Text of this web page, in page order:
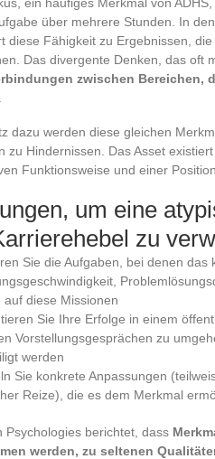
über mehrere Stunden. In
diese Fähigkeit zu Ergebnissen,
Das divergente Denken, das oft
zwischen Bereichen,
dazu werden diese gleichen
zu Hindernissen. Das Asset
Funktionsweise und einer
um eine
zu
Sie die Aufgaben, bei denen
auf diese Missionen
Sie Ihre Erfolge in einem
Vorstellungsgesprächen zu
werden
Sie konkrete Anpassungen
Reize), die es dem Merkmal
Psychologies berichtet, dass
werden, zu seltenen